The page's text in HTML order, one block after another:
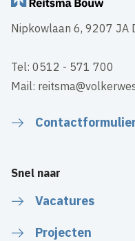
Nipkowlaan 6, 9207 JA
Tel: 0512 - 571 700
Mail:
Snel naar
Vacatures
Projecten